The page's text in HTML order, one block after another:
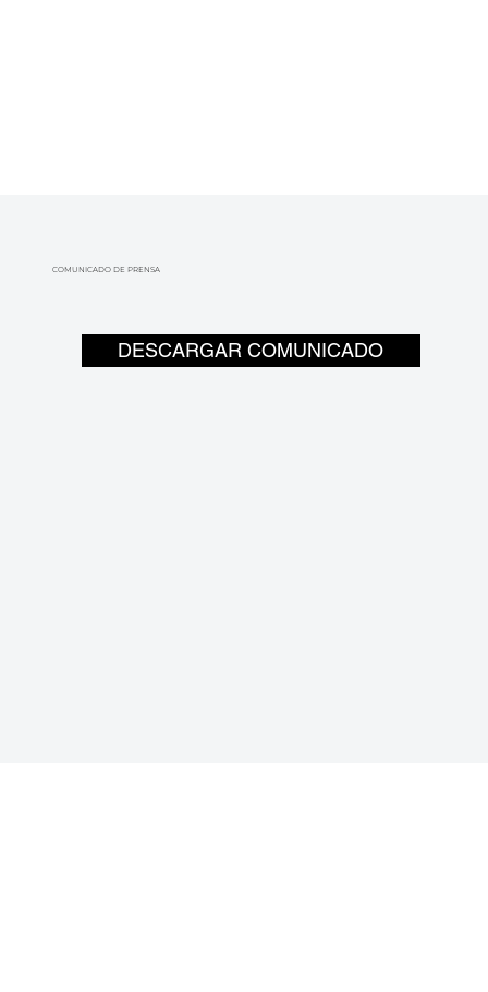
COMUNICADO DE PRENSA
DESCARGAR COMUNICADO